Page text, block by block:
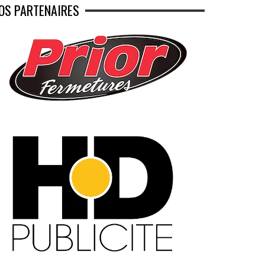
PARTENAIRES